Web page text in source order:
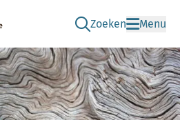
Zoeken
Ga naar de zoek
Menu